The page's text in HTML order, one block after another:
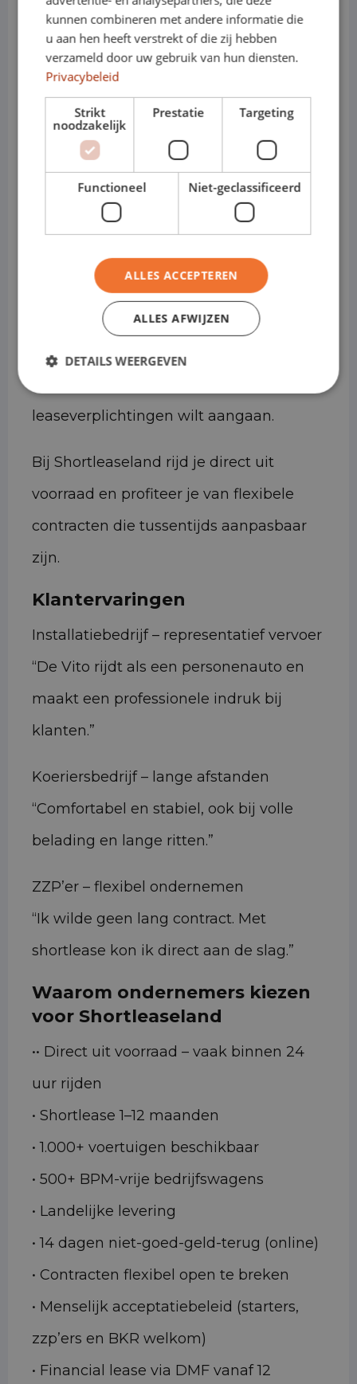
• Krachtige en betrouwbare
aandrijflijnen
• Veel laadruimte in een overzichtelijk
formaat
• Geschikt voor uiteenlopende branches
• Verkrijgbaar als diesel en volledig
elektrisch
Shortlease 1–12 maanden
Shortlease is ideaal wanneer je tijdelijk
extra vervoer nodig hebt, piekdrukte wilt
opvangen, een nieuwe medewerker
leaseverplichtingen wilt aangaan.
Bij Shortleaseland rijd je direct uit
voorraad en profiteer je van flexibele
contracten die tussentijds aanpasbaar
zijn.
Klantervaringen
Installatiebedrijf – representatief vervoer
“De Vito rijdt als een personenauto en
maakt een professionele indruk bij
klanten.”
Koeriersbedrijf – lange afstanden
“Comfortabel en stabiel, ook bij volle
belading en lange ritten.”
ZZP’er – flexibel ondernemen
“Ik wilde geen lang contract. Met
shortlease kon ik direct aan de slag.”
Waarom ondernemers kiezen
voor Shortleaseland
•• Direct uit voorraad – vaak binnen 24
uur rijden
• Shortlease 1–12 maanden
• 1.000+ voertuigen beschikbaar
• 500+ BPM-vrije bedrijfswagens
• Landelijke levering
• 14 dagen niet-goed-geld-terug (online)
• Contracten flexibel open te breken
• Menselijk acceptatiebeleid (starters,
zzp’ers en BKR welkom)
• Financial lease via DMF vanaf 12
kunnen combineren met andere informatie die
u aan hen heeft verstrekt of die zij hebben
verzameld door uw gebruik van hun diensten.
Privacybeleid
Strikt
noodzakelijk
Prestatie Targeting
Functioneel Niet-geclassificeerd
ALLES ACCEPTEREN
ALLES AFWIJZEN
DETAILS WEERGEVEN